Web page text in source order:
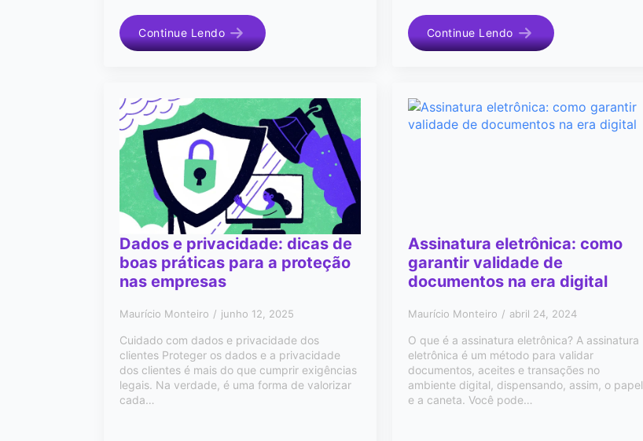
Continue Lendo Continue Lendo
Dados e privacidade: dicas de
boas práticas para a proteção
nas empresas
Maurício Monteiro junho 12, 2025
Cuidado com dados e privacidade dos
clientes Proteger os dados e a privacidade
dos clientes é mais do que cumprir exigências
legais. Na verdade, é uma forma de valorizar
cada…
Assinatura eletrônica: como
garantir validade de
documentos na era digital
Maurício Monteiro abril 24, 2024
O que é a assinatura eletrônica? A assinatura
eletrônica é um método para validar
documentos, aceites e transações no
ambiente digital, dispensando, assim, o papel
e a caneta. Você pode…